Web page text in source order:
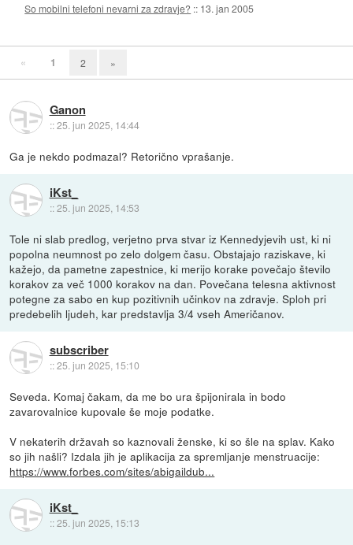
So mobilni telefoni nevarni za zdravje? :: 13. jan 2005
« 1 2 »
Ganon
::25. jun 2025, 14:44
Ga je nekdo podmazal? Retorično vprašanje.
iKst_
::25. jun 2025, 14:53
Tole ni slab predlog, verjetno prva stvar iz Kennedyjevih ust, ki ni
popolna neumnost po zelo dolgem času. Obstajajo raziskave, ki
kažejo, da pametne zapestnice, ki merijo korake povečajo število
korakov za več 1000 korakov na dan. Povečana telesna aktivnost
potegne za sabo en kup pozitivnih učinkov na zdravje. Sploh pri
predebelih ljudeh, kar predstavlja 3/4 vseh Američanov.
subscriber
::25. jun 2025, 15:10
Seveda. Komaj čakam, da me bo ura špijonirala in bodo
zavarovalnice kupovale še moje podatke.
V nekaterih državah so kaznovali ženske, ki so šle na splav. Kako
so jih našli? Izdala jih je aplikacija za spremljanje menstruacije:
https://www.forbes.com/sites/abigaildub...
iKst_
::25. jun 2025, 15:13